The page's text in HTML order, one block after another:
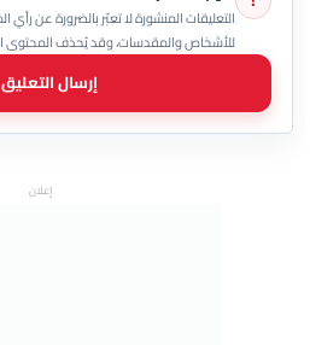
التعليقات المنشورة لا تعبّر بالضرورة عن رأي
للأشخاص والمقدسات، وقد يُحذف المحتوى
إرسال التعليق
إعلان